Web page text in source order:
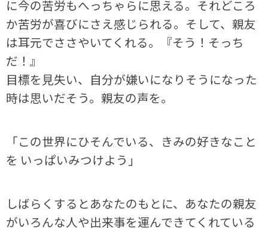
に今の苦労もへっちゃらに思える。それどころ
か苦労が喜びにさえ感じられる。そして、親友
は耳元でささやいてくれる。『そう！そっち
だ！』
目標を見失い、自分が嫌いになりそうになった
時は思いだそう。親友の声を。
「この世界にひそんでいる、きみの好きなこと
を いっぱいみつけよう」
しばらくするとあなたのもとに、あなたの親友
がいろんな人や出来事を運んできてくれている